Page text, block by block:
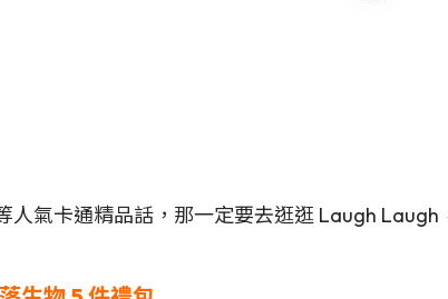
氣卡通精品話，那一定要去逛逛 Laugh